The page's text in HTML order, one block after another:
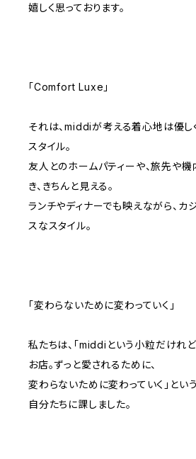
嬉しく思っております。
「Comfort Luxe」
それは、middiが考える着心地は優し
スタイル。
友人とのホームパティーや、旅先や機
き、きちんと見える。
ランチやディナーでも映えながら、カ
スなスタイル。
「変わらないために変わっていく」
私たちは、「middiという小粒だけれ
お店。ずっと愛されるために、
変わらないために変わっていく」とい
自分たちに課しました。